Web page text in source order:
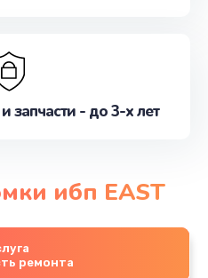
запчасти - до 3-х лет
ибп EAST
ремонта